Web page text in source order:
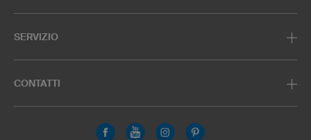
SERVIZIO
CONTATTI